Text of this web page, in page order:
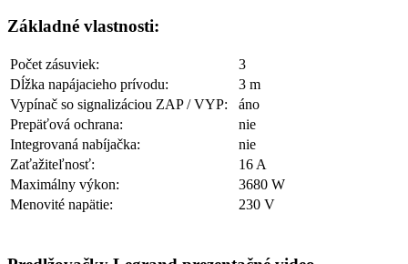
Základné vlastnosti:
Počet zásuviek:
3
Dĺžka napájacieho prívodu:
3 m
Vypínač so signalizáciou ZAP / VYP:
áno
Prepäťová ochrana:
nie
Integrovaná nabíjačka:
nie
Zaťažiteľnosť:
16 A
Maximálny výkon:
3680 W
Menovité napätie:
230 V